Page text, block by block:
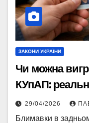
ЗАКОНИ УКРАЇНИ
Чи можна
КУпАП:
29/04/2026
Блимавки в